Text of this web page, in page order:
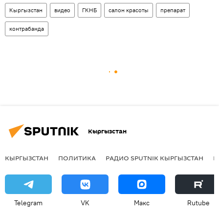
Кыргызстан видео ГКНБ салон красоты препарат
контрабанда
Кыргызстан
КЫРГЫЗСТАН ПОЛИТИКА РАДИО SPUTNIK КЫРГЫЗСТАН
Telegram VK Макс Rutube